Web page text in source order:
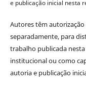
e publicação inicial nesta
Autores têm
separadamente, para
trabalho publicada
institucional ou como
autoria e publicação